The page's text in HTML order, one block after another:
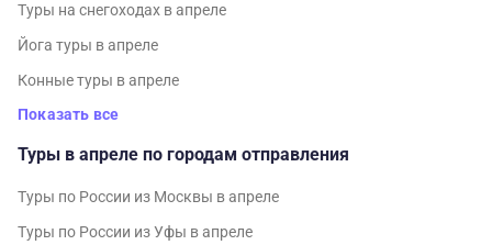
Туры на снегоходах в апреле
Йога туры в апреле
Конные туры в апреле
Показать все
Туры в апреле по городам отправления
Туры по России из Москвы в апреле
Туры по России из Уфы в апреле